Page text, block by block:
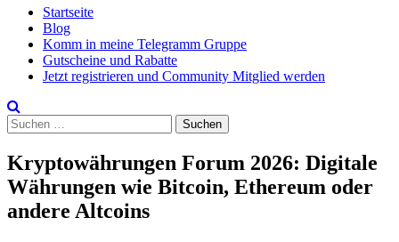
Startseite
Blog
Komm in meine Telegramm Gruppe
Gutscheine und Rabatte
Jetzt registrieren und Community Mitglied werden
Suchen
nach:
Kryptowährungen Forum 2026: Digitale
Währungen wie Bitcoin, Ethereum oder
andere Altcoins